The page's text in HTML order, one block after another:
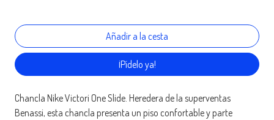
¡Pídelo ya!
Chancla Nike Victori One Slide. Heredera de la superventas
Benassi, esta chancla presenta un piso confortable y parte